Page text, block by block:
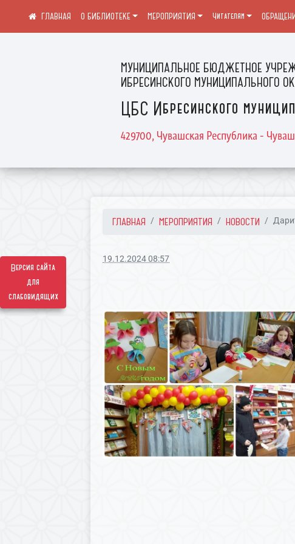
Версия сайта
для
слабовидящих
МУНИЦИПАЛЬНОЕ БЮДЖЕТНОЕ
ИБРЕСИНСКОГО МУНИЦИПАЛЬНОГО
ЦБС Ибресинского
429700, Чувашская Республика -
О БИБЛИОТЕКЕ МЕРОПРИЯТИЯ Читателям
ГЛАВНАЯ МЕРОПРИЯТИЯ НОВОСТИ
19.12.2024 08:57